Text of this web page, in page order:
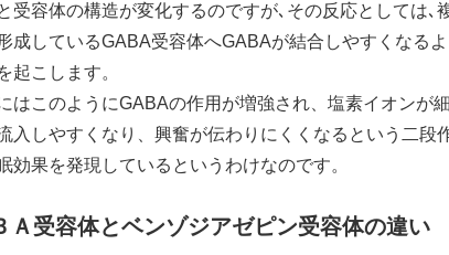
受容体の構造が変化するのですが､その反応としては､
成しているGABA受容体へGABAが結合しやすくなるよ
起こします。
はこのようにGABAの作用が増強され、塩素イオンが細
入しやすくなり、興奮が伝わりにくくなるという二段
効果を発現しているというわけなのです。
Ａ受容体とベンゾジアゼピン受容体の違い